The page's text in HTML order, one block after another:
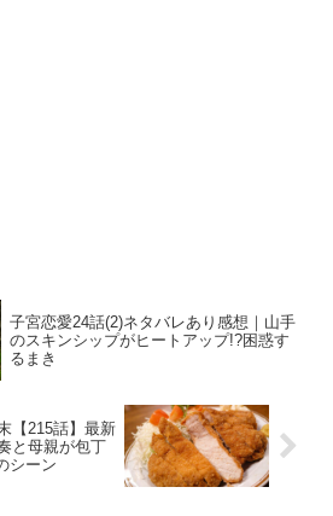
子宮恋愛24話(2)ネタバレあり感想｜山手
のスキンシップがヒートアップ!?困惑す
るまき
【215話】最新
と母親が包丁
シーン